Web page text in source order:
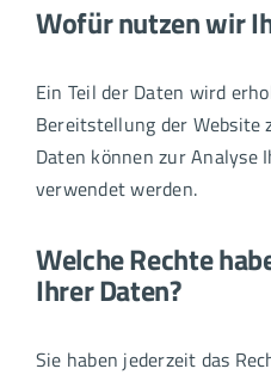
Wofür nutzen wir
Ein Teil der Daten wird
Bereitstellung der Website
Daten können zur Analyse
verwendet werden.
Welche Rechte
Ihrer Daten?
Sie haben jederzeit das